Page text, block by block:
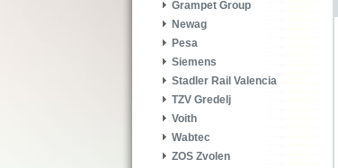
Grampet Group
Newag
Pesa
Siemens
Stadler Rail Valencia
TZV Gredelj
Voith
Wabtec
ZOS Zvolen